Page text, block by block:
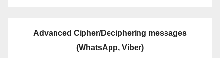
Advanced Cipher/Deciphering messages
(WhatsApp, Viber)